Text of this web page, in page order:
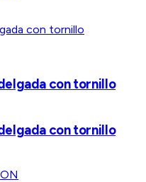
con tornillo
con tornillo